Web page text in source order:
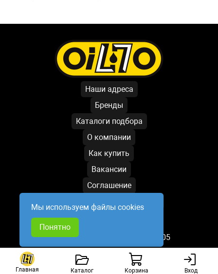
Главная Каталог Корзина Вход
Наши адреса
Бренды
Каталоги подбора
О компании
Как купить
Вакансии
Соглашение
Условия обработки данных
Написать директору
База обновлена: 07.08.2026 19:05
Мы используем файлы cookies
Понятно